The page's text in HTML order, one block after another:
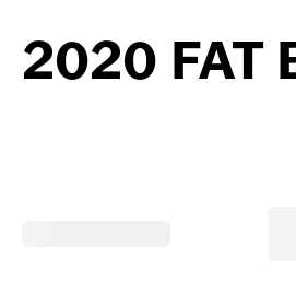
2020 FAT